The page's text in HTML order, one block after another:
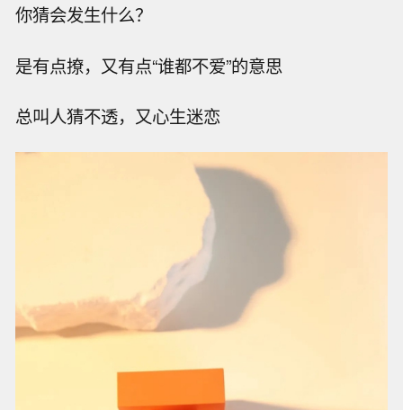
你猜会发生什么？
是有点撩，又有点“谁都不爱”的意思
总叫人猜不透，又心生迷恋